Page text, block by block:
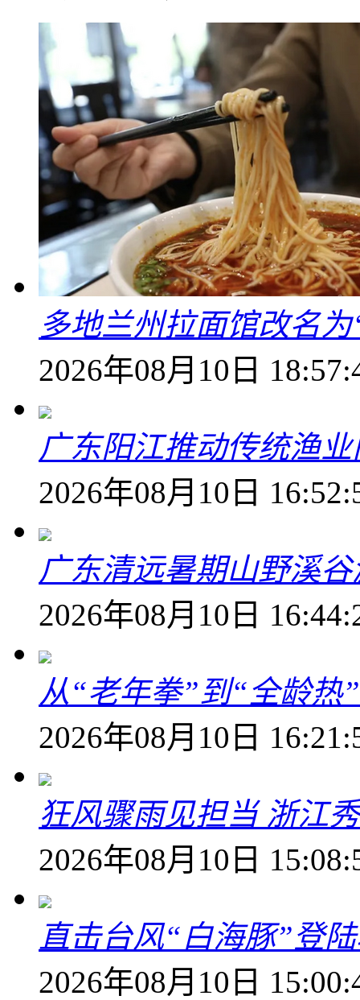
多地兰州拉面馆改名
2026年08月10日
广东阳江推动传统渔
2026年08月10日
广东清远暑期山野溪
2026年08月10日
从“老年拳”到“全龄热
2026年08月10日
狂风骤雨见担当 浙江
2026年08月10日
直击台风“白海豚”登
2026年08月10日